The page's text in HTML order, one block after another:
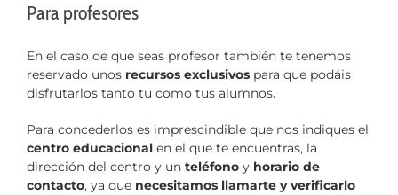
Para profesores
En el caso de que seas profesor también te tenemos
reservado unos recursos exclusivos para que podáis
disfrutarlos tanto tu como tus alumnos.
Para concederlos es imprescindible que nos indiques el
centro educacional en el que te encuentras, la
dirección del centro y un teléfono y horario de
contacto, ya que necesitamos llamarte y verificarlo